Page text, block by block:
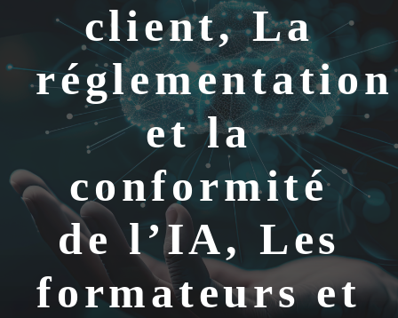
client, La
réglementation
et la
conformité
de l’IA, Les
formateurs et